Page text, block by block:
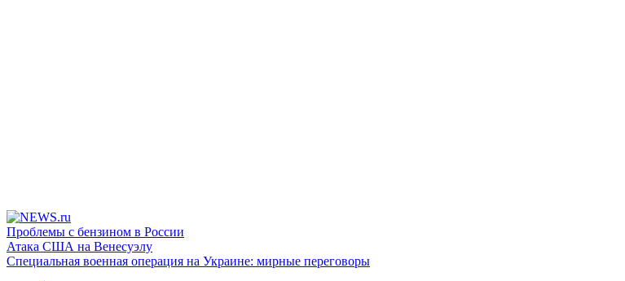
Проблемы с бензином в России
Атака США на Венесуэлу
Специальная военная операция на Украине: мирные переговоры